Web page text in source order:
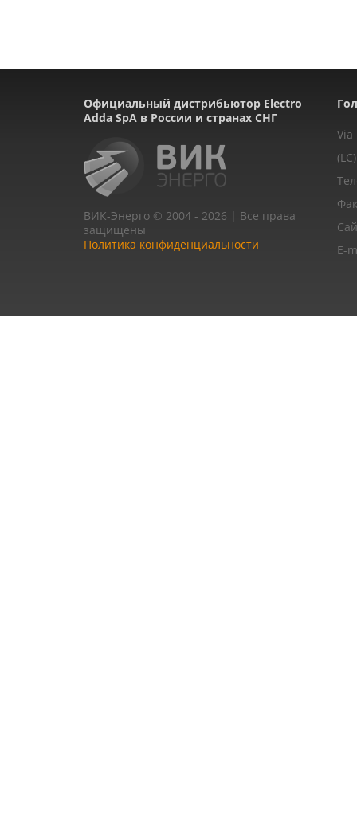
Официальный дистрибьютор Electro
Adda SpA в России и странах СНГ
ВИК-Энерго © 2004 - 2026 | Все права
защищены
Политика конфиденциальности
Via
E-